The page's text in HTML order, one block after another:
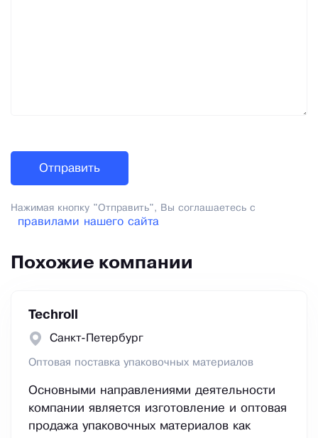
Нажимая кнопку "Отправить", Вы соглашаетесь с
правилами нашего сайта
Похожие компании
Techroll
Санкт-Петербург
Оптовая поставка упаковочных материалов
Основными направлениями деятельности
компании является изготовление и оптовая
продажа упаковочных материалов как